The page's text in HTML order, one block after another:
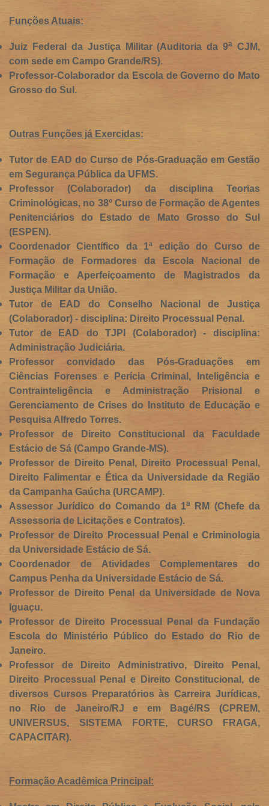
Funções Atuais:
Juiz Federal da Justiça Militar (Auditoria da 9a CJM,
com sede em Campo Grande/RS).
Professor-Colaborador da Escola de Governo do Mato
Grosso do Sul.
Outras Funções já Exercidas:
Tutor de EAD do Curso de Pós-Graduação em Gestão
em Segurança Pública da UFMS.
Professor (Colaborador) da disciplina Teorias
Criminológicas, no 38º Curso de Formação de Agentes
Penitenciários do Estado de Mato Grosso do Sul
(ESPEN).
Coordenador Científico da 1ª edição do Curso de
Formação de Formadores da Escola Nacional de
Formação e Aperfeiçoamento de Magistrados da
Justiça Militar da União.
Tutor de EAD do Conselho Nacional de Justiça
(Colaborador) - disciplina: Direito Processual Penal.
Tutor de EAD do TJPI (Colaborador) - disciplina:
Administração Judiciária.
Professor convidado das Pós-Graduações em
Ciências Forenses e Perícia Criminal, Inteligência e
Contrainteligência e Administração Prisional e
Gerenciamento de Crises do Instituto de Educação e
Pesquisa Alfredo Torres.
Professor de Direito Constitucional da Faculdade
Estácio de Sá (Campo Grande-MS).
Professor de Direito Penal, Direito Processual Penal,
Direito Falimentar e Ética da Universidade da Região
da Campanha Gaúcha (URCAMP).
Assessor Jurídico do Comando da 1aRM (Chefe da
Assessoria de Licitações e Contratos).
Professor de Direito Processual Penal e Criminologia
da Universidade Estácio de Sá.
Coordenador de Atividades Complementares do
Campus Penha da Universidade Estácio de Sá.
Professor de Direito Penal da Universidade de Nova
Iguaçu.
Professor de Direito Processual Penal da Fundação
Escola do Ministério Público do Estado do Rio de
Janeiro.
Professor de Direito Administrativo, Direito Penal,
Direito Processual Penal e Direito Constitucional, de
diversos Cursos Preparatórios às Carreira Jurídicas,
no Rio de Janeiro/RJ e em Bagé/RS (CPREM,
UNIVERSUS, SISTEMA FORTE, CURSO FRAGA,
CAPACITAR).
Formação Acadêmica Principal: